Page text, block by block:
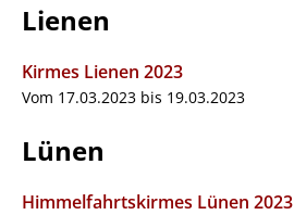
Lienen
Kirmes Lienen 2023
Vom 17.03.2023 bis 19.03.2023
Lünen
Himmelfahrtskirmes Lünen 2023